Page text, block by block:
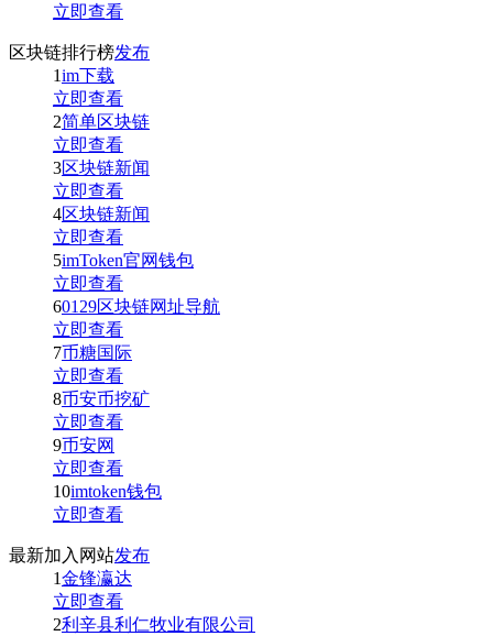
立即查看
区块链排行榜发布
1im下载
立即查看
2简单区块链
立即查看
3区块链新闻
立即查看
4区块链新闻
立即查看
5imToken官网钱包
立即查看
60129区块链网址导航
立即查看
7币糖国际
立即查看
8币安币挖矿
立即查看
9币安网
立即查看
10imtoken钱包
立即查看
最新加入网站发布
1金锋瀛达
立即查看
2利辛县利仁牧业有限公司